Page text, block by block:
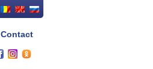
Contact